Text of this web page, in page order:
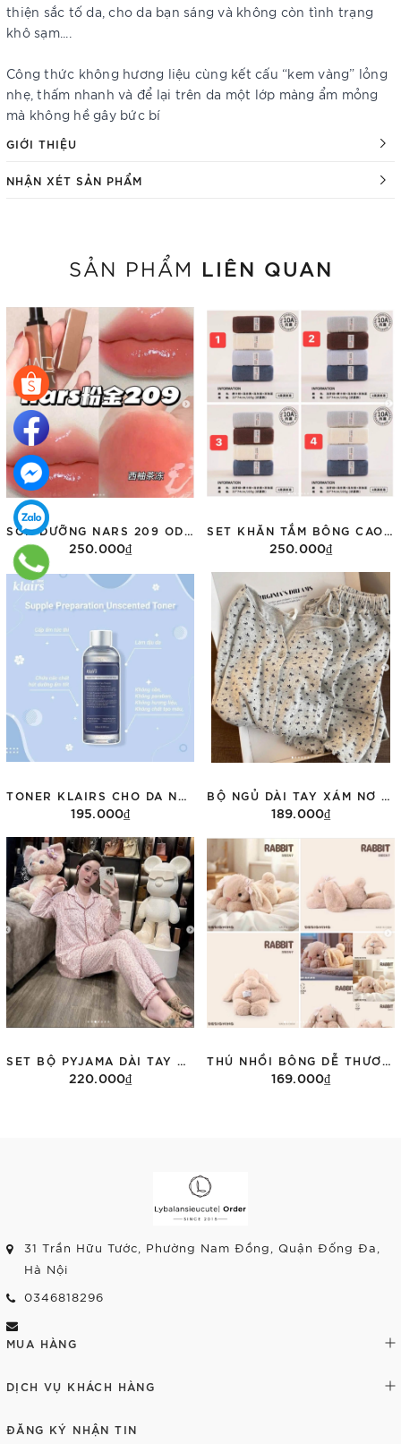
thiện sắc tố da, cho da bạn sáng và không còn tình trạng
khô sạm....
Công thức không hương liệu cùng kết cấu “kem vàng” lỏng
nhẹ, thấm nhanh và để lại trên da một lớp màng ẩm mỏng
mà không hề gây bức bí
GIỚI THIỆU
NHẬN XÉT SẢN PHẨM
SẢN PHẨM LIÊN QUAN
250.000₫
Thêm vào giỏ hàng
250.000₫
195.000₫
Thêm vào giỏ hàng
189.000₫
Tùy chọn
220.000₫ 169.000₫
31 Trần Hữu Tước, Phường Nam Đồng, Quận Đống Đa,
Hà Nội
0346818296
MUA HÀNG
DỊCH VỤ KHÁCH HÀNG
ĐĂNG KÝ NHẬN TIN